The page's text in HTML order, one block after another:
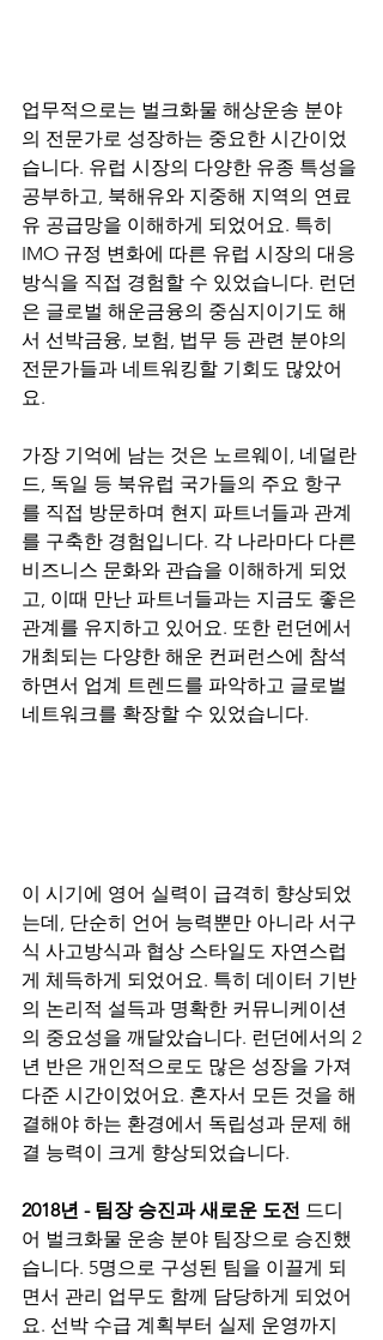
업무적으로는 벌크화물 해상운송 분야
의 전문가로 성장하는 중요한 시간이었
습니다. 유럽 시장의 다양한 유종 특성을
공부하고, 북해유와 지중해 지역의 연료
유 공급망을 이해하게 되었어요. 특히
IMO 규정 변화에 따른 유럽 시장의 대응
방식을 직접 경험할 수 있었습니다. 런던
은 글로벌 해운금융의 중심지이기도 해
서 선박금융, 보험, 법무 등 관련 분야의
전문가들과 네트워킹할 기회도 많았어
요.
가장 기억에 남는 것은 노르웨이, 네덜란
드, 독일 등 북유럽 국가들의 주요 항구
를 직접 방문하며 현지 파트너들과 관계
를 구축한 경험입니다. 각 나라마다 다른
비즈니스 문화와 관습을 이해하게 되었
고, 이때 만난 파트너들과는 지금도 좋은
관계를 유지하고 있어요. 또한 런던에서
개최되는 다양한 해운 컨퍼런스에 참석
하면서 업계 트렌드를 파악하고 글로벌
네트워크를 확장할 수 있었습니다.
이 시기에 영어 실력이 급격히 향상되었
는데, 단순히 언어 능력뿐만 아니라 서구
식 사고방식과 협상 스타일도 자연스럽
게 체득하게 되었어요. 특히 데이터 기반
의 논리적 설득과 명확한 커뮤니케이션
의 중요성을 깨달았습니다. 런던에서의 2
년 반은 개인적으로도 많은 성장을 가져
다준 시간이었어요. 혼자서 모든 것을 해
결해야 하는 환경에서 독립성과 문제 해
결 능력이 크게 향상되었습니다.
2018년 - 팀장 승진과 새로운 도전 드디
어 벌크화물 운송 분야 팀장으로 승진했
습니다. 5명으로 구성된 팀을 이끌게 되
면서 관리 업무도 함께 담당하게 되었어
요. 선박 수급 계획부터 실제 운영까지